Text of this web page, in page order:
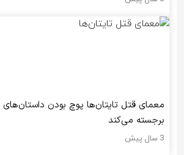
معمای قتل تایتان‌ها پوچ بودن داستان‌های
برجسته می‌کند
3 سال پیش